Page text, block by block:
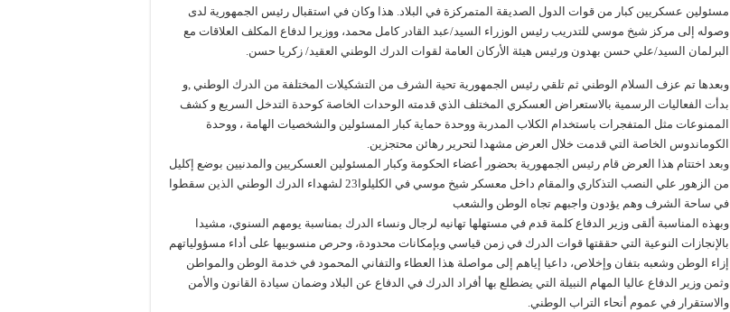
مسئولين عسكريين كبار من قوات الدول الصديقة المتمركزة في البلاد. هذا وكان في استقبال رئيس الجمهورية لدى
وصوله إلى مركز شيخ موسي للتدريب رئيس الوزراء السيد/عبد القادر كامل محمد، ووزيرا لدفاع المكلف العلاقات مع
البرلمان السيد/علي حسن بهدون ورئيس هيئة الأركان العامة لقوات الدرك الوطني العقيد/ زكريا حسن.
وبعدها تم عزف السلام الوطني ثم تلقي رئيس الجمهورية تحية الشرف من التشكيلات المختلفة من الدرك الوطني ,و
بدأت الفعاليات الرسمية بالاستعراض العسكري المختلف الذي قدمته الوحدات الخاصة كوحدة التدخل السريع و كشف
الممنوعات مثل المتفجرات باستخدام الكلاب المدربة ووحدة حماية كبار المسئولين والشخصيات الهامة ، ووحدة
الكوماندوس الخاصة التي قدمت خلال العرض مشهدا لتحرير رهائن محتجزين.
وبعد اختتام هذا العرض قام رئيس الجمهورية بحضور أعضاء الحكومة وكبار المسئولين العسكريين والمدنيين بوضع إكليل
من الزهور علي النصب التذكاري والمقام داخل معسكر شيخ موسي في الكليلوا23 لشهداء الدرك الوطني الذين سقطوا
في ساحة الشرف وهم يؤدون واجبهم تجاه الوطن والشعب
وبهذه المناسبة ألقى وزير الدفاع كلمة قدم في مستهلها تهانيه لرجال ونساء الدرك بمناسبة يومهم السنوي، مشيدا
بالإنجازات النوعية التي حققتها قوات الدرك في زمن قياسي وبإمكانات محدودة، وحرص منسوبيها على أداء مسؤولياتهم
إزاء الوطن وشعبه بتفان وإخلاص، داعيا إياهم إلى مواصلة هذا العطاء والتفاني المحمود في خدمة الوطن والمواطن
وثمن وزير الدفاع عاليا المهام النبيلة التي يضطلع بها أفراد الدرك في الدفاع عن البلاد وضمان سيادة القانون والأمن
والاستقرار في عموم أنحاء التراب الوطني.